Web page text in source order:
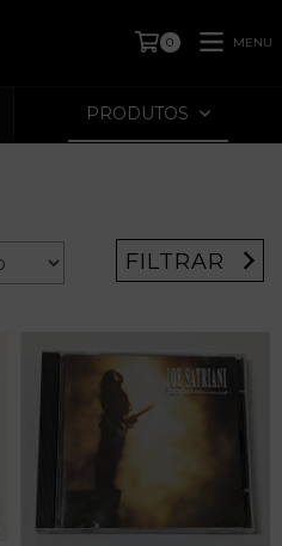
0 MENU
PRODUTOS
FILTRAR